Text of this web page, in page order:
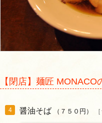
【閉店】麺匠
4 醤油そば （７５０円）